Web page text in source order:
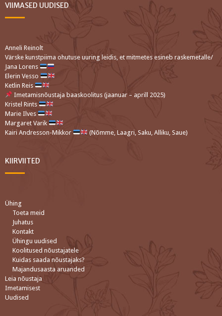
VIIMASED UUDISED
Anneli Reinolt
Värske kunstpiima ohutuse uuring leidis, et mitmetes esineb raskemetalle/
Jana Lorens
Elerin Vesso
Ketlin Reis
Imetamisnõustaja baaskoolitus (jaanuar – aprill 2025)
Kristel Rints
Marie Ilves
Margaret Varik
Kairi Andresson-Mikkor
(Nõmme, Laagri, Saku, Alliku, Saue)
KIIRVIITED
Ühing
Toeta meid
Juhatus
Kontakt
Ühingu uudised
Koolitused nõustajatele
Kuidas saada nõustajaks?
Majandusaasta aruanded
Leia nõustaja
Imetamisest
Uudised